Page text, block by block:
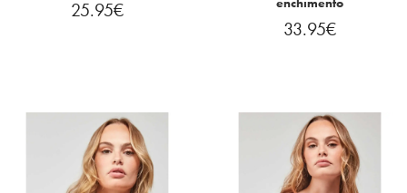
25.95€
33.95€